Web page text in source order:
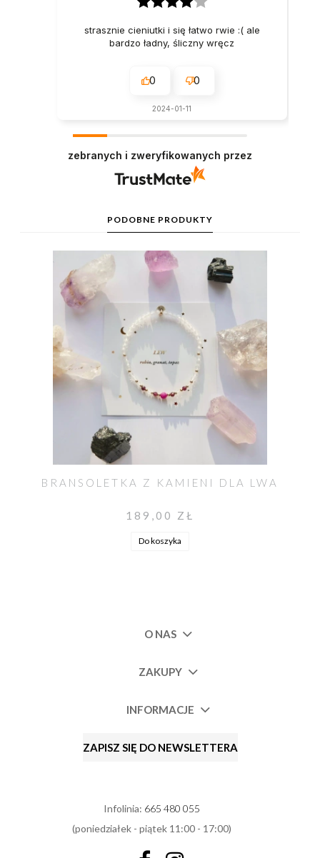
strasznie cieniutki i się łatwo rwie :( ale
bardzo ładny, śliczny wręcz
0 0
2024-01-11
zebranych i zweryfikowanych przez
PODOBNE PRODUKTY
BRANSOLETKA Z KAMIENI DLA LWA
189,00 ZŁ
Do koszyka
O NAS
ZAKUPY
INFORMACJE
ZAPISZ SIĘ DO NEWSLETTERA
Infolinia: 665 480 055
(poniedziałek - piątek 11:00 - 17:00)